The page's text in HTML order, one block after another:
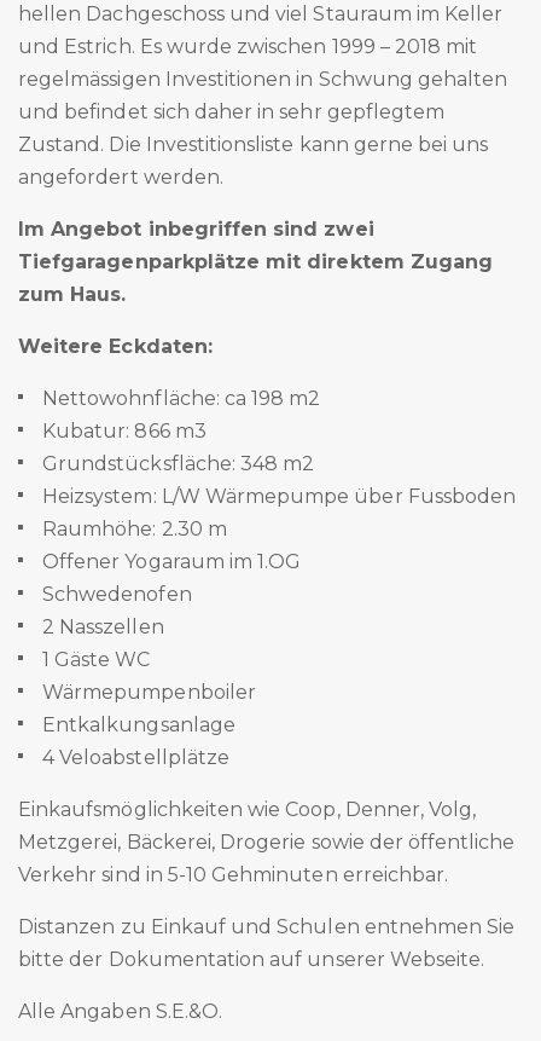
hellen Dachgeschoss und viel Stauraum im Keller
und Estrich. Es wurde zwischen 1999 – 2018 mit
regelmässigen Investitionen in Schwung gehalten
und befindet sich daher in sehr gepflegtem
Zustand. Die Investitionsliste kann gerne bei uns
angefordert werden.
Im Angebot inbegriffen sind zwei
Tiefgaragenparkplätze mit direktem Zugang
zum Haus.
Weitere Eckdaten:
Nettowohnfläche: ca 198 m2
Kubatur: 866 m3
Grundstücksfläche: 348 m2
Heizsystem: L/W Wärmepumpe über Fussboden
Raumhöhe: 2.30 m
Offener Yogaraum im 1.OG
Schwedenofen
2 Nasszellen
1 Gäste WC
Wärmepumpenboiler
Entkalkungsanlage
4 Veloabstellplätze
Einkaufsmöglichkeiten wie Coop, Denner, Volg,
Metzgerei, Bäckerei, Drogerie sowie der öffentliche
Verkehr sind in 5-10 Gehminuten erreichbar.
Distanzen zu Einkauf und Schulen entnehmen Sie
bitte der Dokumentation auf unserer Webseite.
Alle Angaben S.E.&O.